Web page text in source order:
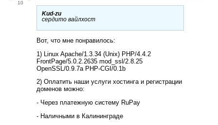
10
Kud-zu
сердито вайлхост
Вот, что мне понравилось:
1) Linux Apache/1.3.34 (Unix) PHP/4.4.2
FrontPage/5.0.2.2635 mod_ssl/2.8.25
OpenSSL/0.9.7a PHP-CGI/0.1b
2) Оплатить наши услуги хостинга и регистрации
доменов можно:
- Через платежную систему RuPay
- Наличными в Калининграде